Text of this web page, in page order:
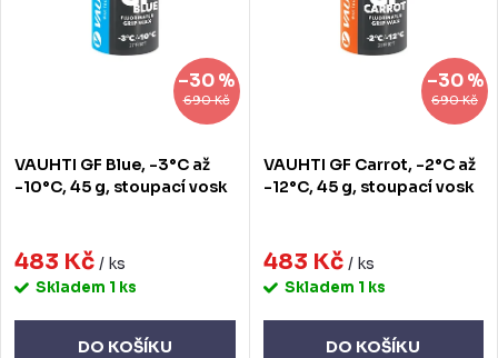
u
t
ů
d
k
690 Kč
–30 %
VAUHTI GF Blue, -3°C až
-10°C, 45 g, stoupací vosk
483 Kč / ks
Skladem 1 ks
DO KOŠÍKU
690 Kč
–30 %
VAUHTI GF Carrot, -2°C až
-12°C, 45 g, stoupací vosk
483 Kč / ks
Skladem 1 ks
DO KOŠÍKU